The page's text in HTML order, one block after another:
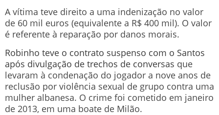
A vítima teve direito a uma indenização no valor
de 60 mil euros (equivalente a R$ 400 mil). O valor
é referente à reparação por danos morais.
Robinho teve o contrato suspenso com o Santos
após divulgação de trechos de conversas que
levaram à condenação do jogador a nove anos de
reclusão por violência sexual de grupo contra uma
mulher albanesa. O crime foi cometido em janeiro
de 2013, em uma boate de Milão.